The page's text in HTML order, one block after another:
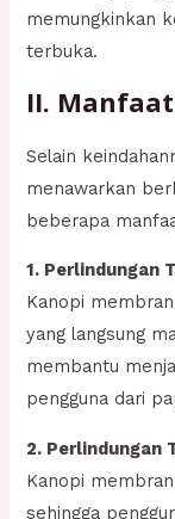
memungkinkan
terbuka.
II.
Selain
menawarkan
beberapa
1. Perlindungan
Kanopi
yang langsung
membantu
pengguna dari
2. Perlindungan
Kanopi
sehingga